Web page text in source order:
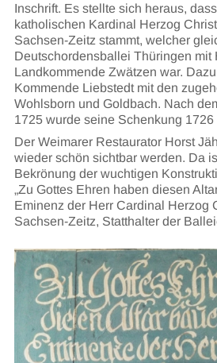
Inschrift. Es stellte sich heraus,
katholischen Kardinal Herzog
Sachsen-Zeitz stammt, welcher
Deutschordensballei Thüringen mit
Landkommende Zwätzen war.
Kommende Liebstedt mit den
Wohlsborn und Goldbach. Nach
1725 wurde seine Schenkung 1726
Der Weimarer Restaurator Horst
wieder schön sichtbar werden. Da
Bekrönung der wuchtigen
„Zu Gottes Ehren haben diesen
Eminenz der Herr Cardinal Herzog
Sachsen-Zeitz, Statthalter der